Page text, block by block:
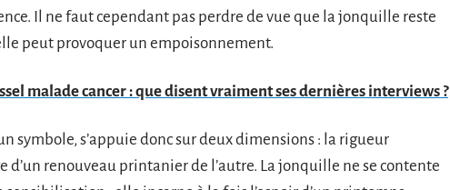
Il ne faut cependant pas perdre de vue que la jonquille reste
peut provoquer un empoisonnement.
malade cancer : que disent vraiment ses dernières interviews ?
symbole, s’appuie donc sur deux dimensions : la rigueur
d’un renouveau printanier de l’autre. La jonquille ne se contente